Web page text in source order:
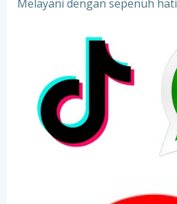
Melayani dengan sepenuh hati